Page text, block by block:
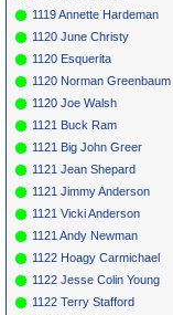
1119 Annette Hardeman
1120 June Christy
1120 Esquerita
1120 Norman Greenbaum
1120 Joe Walsh
1121 Buck Ram
1121 Big John Greer
1121 Jean Shepard
1121 Jimmy Anderson
1121 Vicki Anderson
1121 Andy Newman
1122 Hoagy Carmichael
1122 Jesse Colin Young
1122 Terry Stafford